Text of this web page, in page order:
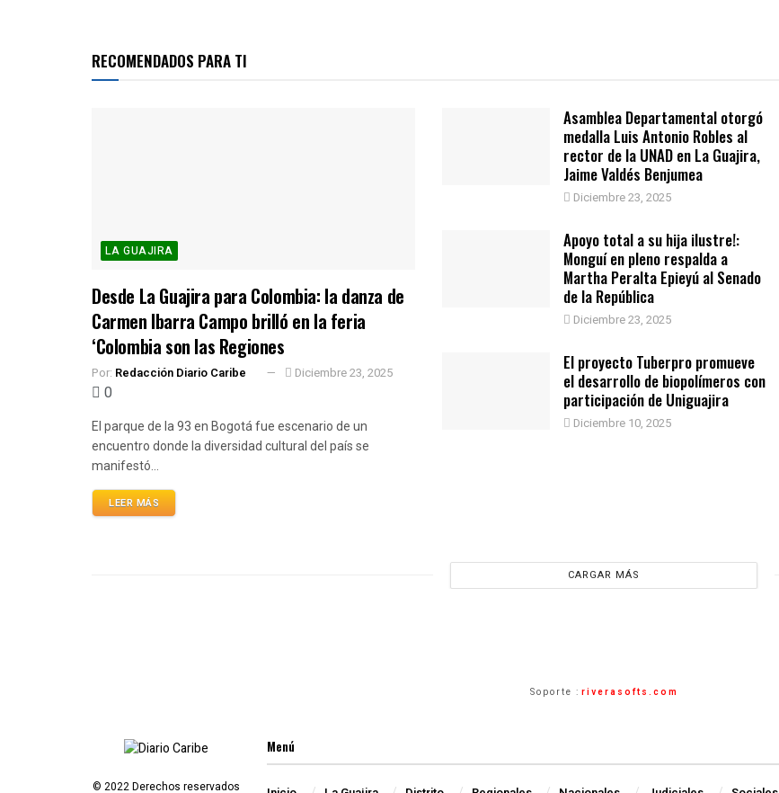
RECOMENDADOS PARA TI
LA GUAJIRA
Desde La Guajira para Colombia: la danza de
Carmen Ibarra Campo brilló en la feria
‘Colombia son las Regiones
Por: Redacción Diario Caribe Diciembre 23, 2025
0
El parque de la 93 en Bogotá fue escenario de un
encuentro donde la diversidad cultural del país se
manifestó...
LEER MÁS
Asamblea Departamental otorgó
medalla Luis Antonio Robles al
rector de la UNAD en La Guajira,
Jaime Valdés Benjumea
Diciembre 23, 2025
Apoyo total a su hija ilustre!:
Monguí en pleno respalda a
Martha Peralta Epieyú al Senado
de la República
Diciembre 23, 2025
El proyecto Tuberpro promueve
el desarrollo de biopolímeros con
participación de Uniguajira
Diciembre 10, 2025
CARGAR MÁS
Soporte : riverasofts.com
© 2022 Derechos reservados
Menú